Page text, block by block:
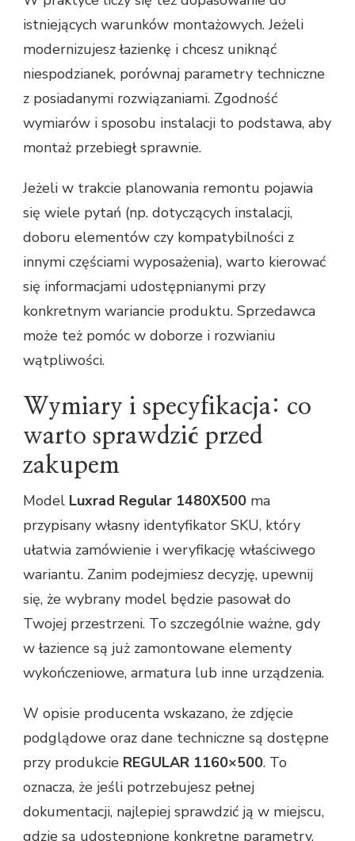
istniejących warunków montażowych. Jeżeli
modernizujesz łazienkę i chcesz uniknąć
niespodzianek, porównaj parametry techniczne
z posiadanymi rozwiązaniami. Zgodność
wymiarów i sposobu instalacji to podstawa, aby
montaż przebiegł sprawnie.
Jeżeli w trakcie planowania remontu pojawia
się wiele pytań (np. dotyczących instalacji,
doboru elementów czy kompatybilności z
innymi częściami wyposażenia), warto kierować
się informacjami udostępnianymi przy
konkretnym wariancie produktu. Sprzedawca
może też pomóc w doborze i rozwianiu
wątpliwości.
Wymiary i specyfikacja: co
warto sprawdzić przed
zakupem
Model Luxrad Regular 1480X500 ma
przypisany własny identyfikator SKU, który
ułatwia zamówienie i weryfikację właściwego
wariantu. Zanim podejmiesz decyzję, upewnij
się, że wybrany model będzie pasował do
Twojej przestrzeni. To szczególnie ważne, gdy
w łazience są już zamontowane elementy
wykończeniowe, armatura lub inne urządzenia.
W opisie producenta wskazano, że zdjęcie
podglądowe oraz dane techniczne są dostępne
przy produkcie REGULAR 1160×500. To
oznacza, że jeśli potrzebujesz pełnej
dokumentacji, najlepiej sprawdzić ją w miejscu,
gdzie są udostępnione konkretne parametry.